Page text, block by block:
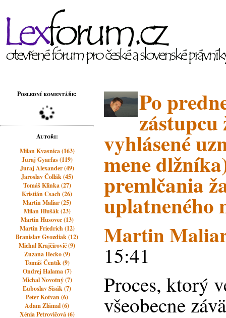
Poslední komentáře:
Autoři:
Milan Kvasnica (163)
Juraj Gyarfas (119)
Juraj Alexander (49)
Jaroslav Čollák (45)
Tomáš Klinka (27)
Kristián Csach (26)
Martin Maliar (25)
Milan Hlušák (23)
Martin Husovec (13)
Martin Friedrich (12)
Branislav Gvozdiak (12)
Michal Krajčírovič (9)
Zuzana Hecko (9)
Tomáš Čentík (9)
Ondrej Halama (7)
Michal Novotný (7)
Ľuboslav Sisák (7)
Peter Kotvan (6)
Adam Zlámal (6)
Xénia Petrovičová (6)
Po
zástupcu
vyhlásené
mene
premlčania
uplatneného
Martin
15:41
Proces, ktorý
všeobecne